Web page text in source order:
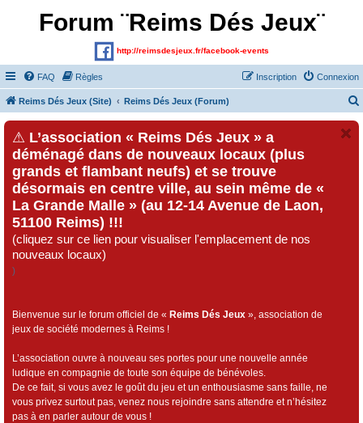
Forum ¨Reims Dés Jeux¨
http://reimsdesjeux.fr/facebook-events
FAQ Règles Connexion
Inscription
Reims Dés Jeux (Site) Reims Dés Jeux (Forum)
⚠ L’association « Reims Dés Jeux » a
déménagé dans de nouveaux locaux (plus
grands et flambant neufs) et se trouve
désormais en centre ville, au sein même de «
La Grande Malle » (au 12-14 Avenue de Laon,
51100 Reims) !!!
(cliquez sur ce lien pour visualiser l'emplacement de nos
nouveaux locaux)
)
Bienvenue sur le forum officiel de « Reims Dés Jeux », association de
jeux de société modernes à Reims !
L’association ouvre à nouveau ses portes pour une nouvelle année
ludique en compagnie de toute son équipe de bénévoles.
De ce fait, si vous avez le goût du jeu et un enthousiasme sans faille, ne
vous privez surtout pas, venez nous rejoindre sans attendre et n’hésitez
pas à en parler autour de vous !